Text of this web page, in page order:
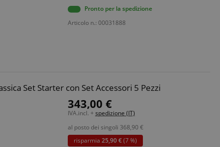
Pronto per la spedizione
Articolo n.: 00031888
Set Starter con Set Accessori 5 Pezzi
343,00 €
IVA.incl. + spedizione (IT)
al posto dei singoli 368,90 €
risparmia 25,90 €(7 %)